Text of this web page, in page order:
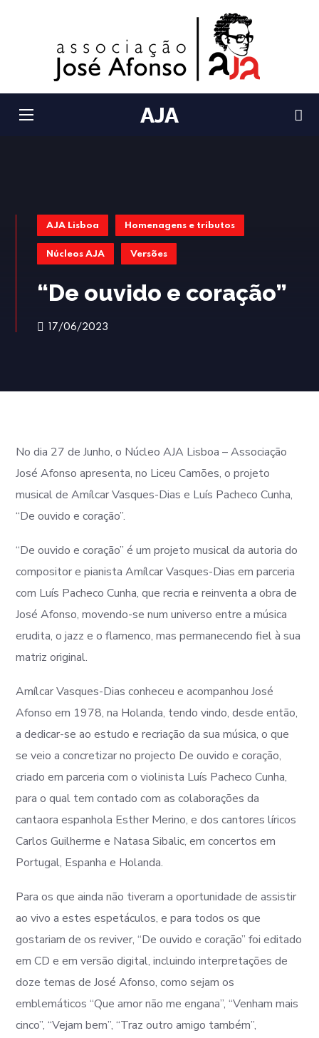
AJA
AJA Lisboa Homenagens e tributos
Núcleos AJA Versões
“De ouvido e coração”
17/06/2023
No dia 27 de Junho, o Núcleo AJA Lisboa – Associação
José Afonso apresenta, no Liceu Camões, o projeto
musical de Amílcar Vasques-Dias e Luís Pacheco Cunha,
“De ouvido e coração”.
“De ouvido e coração” é um projeto musical da autoria do
compositor e pianista Amílcar Vasques-Dias em parceria
com Luís Pacheco Cunha, que recria e reinventa a obra de
José Afonso, movendo-se num universo entre a música
erudita, o jazz e o flamenco, mas permanecendo fiel à sua
matriz original.
Amílcar Vasques-Dias conheceu e acompanhou José
Afonso em 1978, na Holanda, tendo vindo, desde então,
a dedicar-se ao estudo e recriação da sua música, o que
se veio a concretizar no projecto De ouvido e coração,
criado em parceria com o violinista Luís Pacheco Cunha,
para o qual tem contado com as colaborações da
cantaora espanhola Esther Merino, e dos cantores líricos
Carlos Guilherme e Natasa Sibalic, em concertos em
Portugal, Espanha e Holanda.
Para os que ainda não tiveram a oportunidade de assistir
ao vivo a estes espetáculos, e para todos os que
gostariam de os reviver, “De ouvido e coração” foi editado
em CD e em versão digital, incluindo interpretações de
doze temas de José Afonso, como sejam os
emblemáticos “Que amor não me engana”, “Venham mais
cinco”, “Vejam bem”, “Traz outro amigo também”,